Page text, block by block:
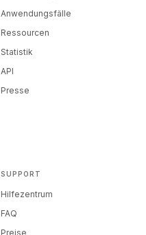
Anwendungsfälle
Ressourcen
Statistik
API
Presse
SUPPORT
Hilfezentrum
FAQ
Preise